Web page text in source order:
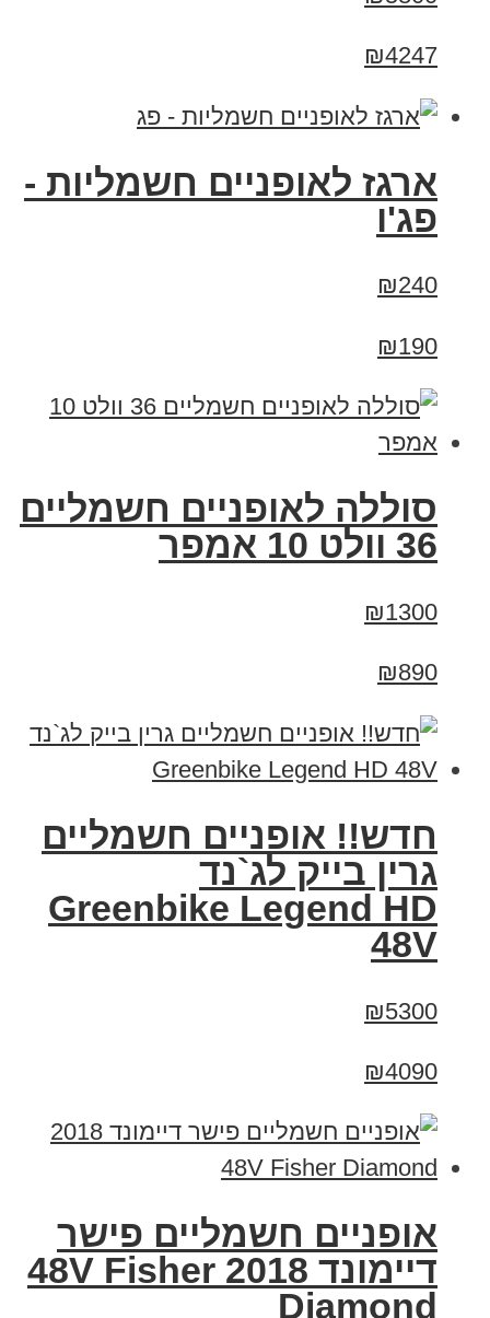
₪4247
ארגז לאופניים חשמליות -
פג'ו
₪240
₪190
סוללה לאופניים חשמליים
36 וולט 10 אמפר
₪1300
₪890
חדש!! אופניים חשמליים
גרין בייק לג`נד
Greenbike Legend HD
48V
₪5300
₪4090
אופניים חשמליים פישר
דיימונד 2018 48V Fisher
Diamond